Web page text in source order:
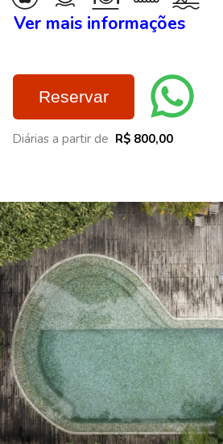
Ver mais informações
Reservar
Diárias a partir de R$ 800,00